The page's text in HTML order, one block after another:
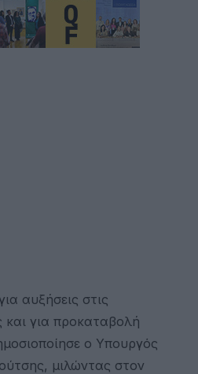
αυξήσεις στις
και για προκαταβολή
ο Υπουργός
μιλώντας στον